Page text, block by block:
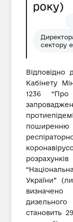
року)
сектору
Відповідно
Кабінету
1236 “Про
поширенню
України”
становить